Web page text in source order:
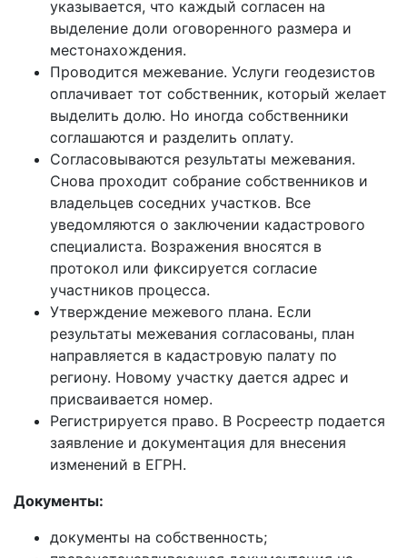
указывается, что каждый согласен на
выделение доли оговоренного размера и
местонахождения.
Проводится межевание. Услуги геодезистов
оплачивает тот собственник, который желает
выделить долю. Но иногда собственники
соглашаются и разделить оплату.
Согласовываются результаты межевания.
Снова проходит собрание собственников и
владельцев соседних участков. Все
уведомляются о заключении кадастрового
специалиста. Возражения вносятся в
протокол или фиксируется согласие
участников процесса.
Утверждение межевого плана. Если
результаты межевания согласованы, план
направляется в кадастровую палату по
региону. Новому участку дается адрес и
присваивается номер.
Регистрируется право. В Росреестр подается
заявление и документация для внесения
изменений в ЕГРН.
Документы:
документы на собственность;